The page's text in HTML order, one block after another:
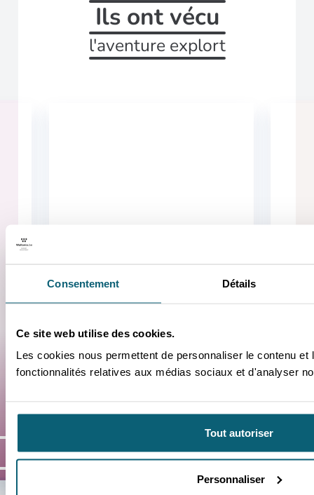
Consentement Détails
Ce site web utilise des cookies.
Les cookies nous permettent de personnaliser le contenu
fonctionnalités relatives aux médias sociaux et d'analyser
Tout autoriser
Personnaliser
Ils ont vécu
l'aventure explort
STUDENT
sa carrière
-
TAÏWAN
UNE
MISSION
CARRIÈRE
-
D’UN
STAGE
CARRIÈRE